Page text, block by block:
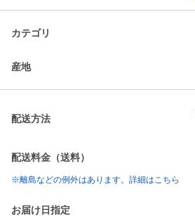
カテゴリ
産地
配送方法
配送料金（送料）
※離島などの例外はあります。詳細はこちら
お届け日指定